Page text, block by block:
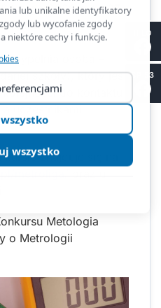
lutego 2026 r. do 27
konkursu:
wypełnia osoba –
szkoły), który jest
do kontaktu
uczestnikami
znajduje się na
Metologia
o Metrologii
II LO
SP 53